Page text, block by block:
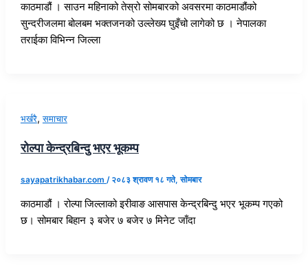
काठमाडौं । साउन महिनाको तेस्रो सोमबारको अवसरमा काठमाडौंको
सुन्दरीजलमा बोलबम भक्तजनको उल्लेख्य घुइँचो लागेको छ । नेपालका
तराईका विभिन्न जिल्ला
भर्खरै,समाचार
रोल्पा केन्द्रबिन्दु भएर भूकम्प
sayapatrikhabar.com / २०८३ श्रावण १८ गते, सोमबार
काठमाडौं । रोल्पा जिल्लाको इरीवाङ आसपास केन्द्रबिन्दु भएर भूकम्प गएको
छ। सोमबार बिहान ३ बजेर ७ बजेर ७ मिनेट जाँदा